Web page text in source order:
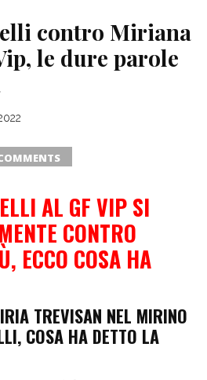
contro Miriana
le dure parole
AL GF VIP SI
CONTRO
ECCO COSA HA
TREVISAN NEL MIRINO
COSA HA DETTO LA